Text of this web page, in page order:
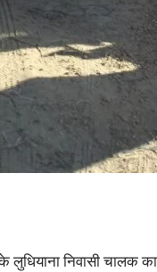
लुधियाना निवासी चालक